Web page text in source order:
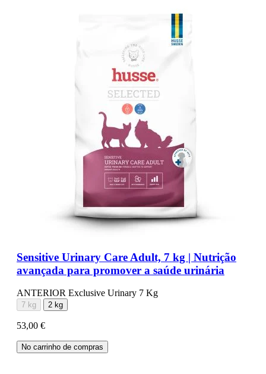
Sensitive Urinary Care Adult, 7 kg | Nutrição
avançada para promover a saúde urinária
ANTERIOR Exclusive Urinary 7 Kg
7 kg 2 kg
53,00 €
No carrinho de compras